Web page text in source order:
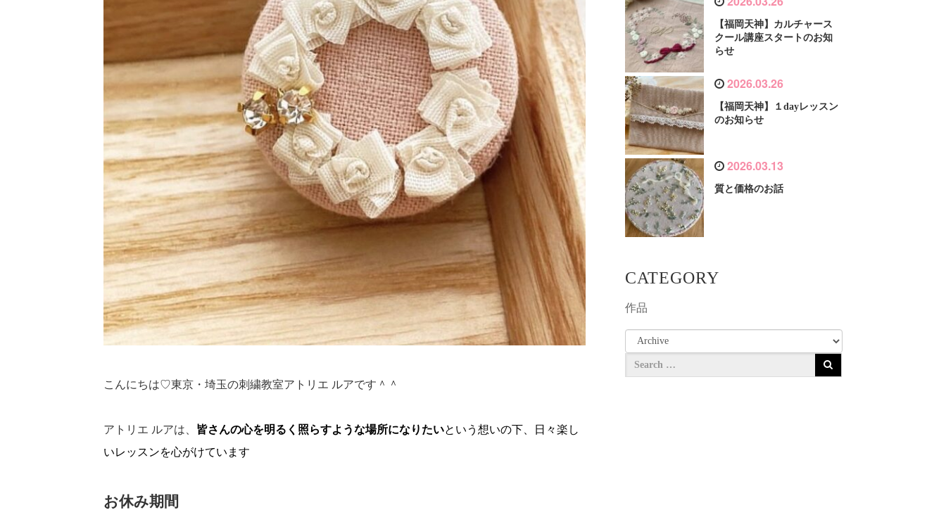
こんにちは♡東京・埼玉の刺繍教室アトリエ ルアです＾＾
アトリエ ルアは、 皆さんの心を明るく照らすような場所になりたいという想いの下、日々楽し
いレッスンを心がけています
お休み期間
【福岡天神】カルチャース
クール講座スタートのお知
らせ
2026.03.26
【福岡天神】１dayレッスン
のお知らせ
2026.03.13
質と価格のお話
CATEGORY
作品